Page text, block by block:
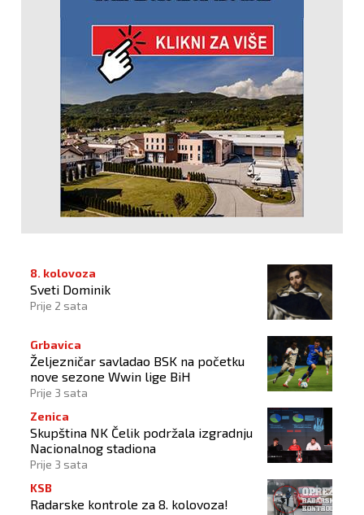
8. kolovoza
Sveti Dominik
Prije 2 sata
Grbavica
Željezničar savladao BSK na početku
nove sezone Wwin lige BiH
Prije 3 sata
Zenica
Skupština NK Čelik podržala izgradnju
Nacionalnog stadiona
Prije 3 sata
KSB
Radarske kontrole za 8. kolovoza!